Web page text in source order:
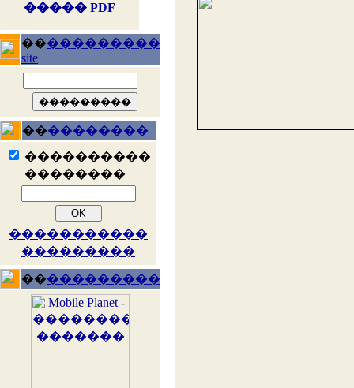
����� PDF
�����������
site
����������
����������
��������
�����������
���������
�����������